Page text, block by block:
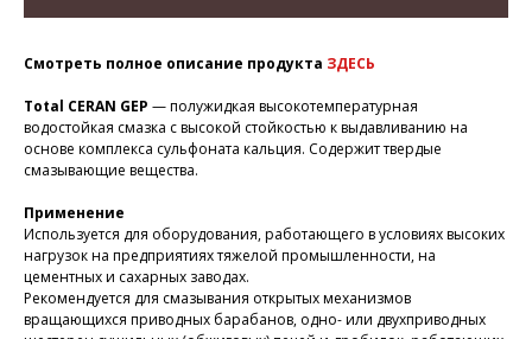
Смотреть полное описание продукта ЗДЕСЬ
Total CERAN GEP — полужидкая высокотемпературная
водостойкая смазка с высокой стойкостью к выдавливанию на
основе комплекса сульфоната кальция. Содержит твердые
смазывающие вещества.
Применение
Используется для оборудования, работающего в условиях высоких
нагрузок на предприятиях тяжелой промышленности, на
цементных и сахарных заводах.
Рекомендуется для смазывания открытых механизмов
вращающихся приводных барабанов, одно- или двухприводных